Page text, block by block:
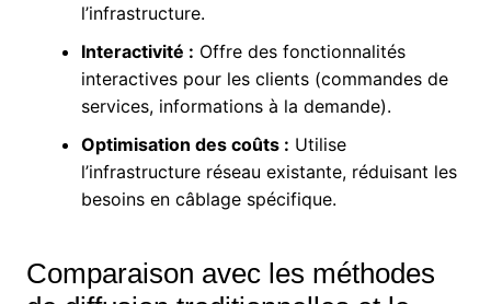
l’infrastructure.
Interactivité : Offre des fonctionnalités
interactives pour les clients (commandes de
services, informations à la demande).
Optimisation des coûts : Utilise
l’infrastructure réseau existante, réduisant les
besoins en câblage spécifique.
Comparaison avec les méthodes